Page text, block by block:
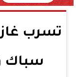
تسرب
سباك